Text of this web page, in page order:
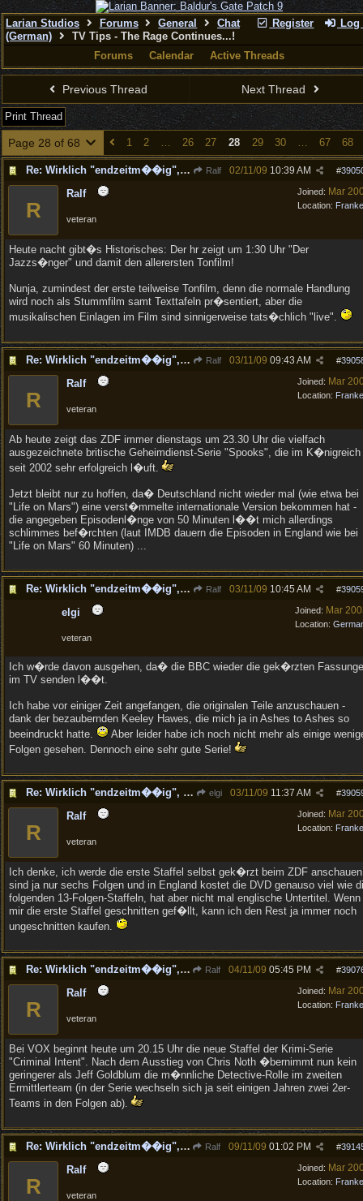
Register Log
Larian Studios Forums General
Chat
(German)
TV Tips - The Rage Continues...!
Forums
Calendar Active Threads
Previous Thread Next Thread
Print Thread
Page 28 of 68 1 2 … 26 27 28 29 30 … 67 68
Re: Wirklich "endzeitm��ig", oder was?! Ralf #
02/11/09 10:39 AM
Joined: Mar
Location:
R
Ralf
veteran
Heute nacht gibt�s Historisches: Der hr zeigt um 1:30 Uhr "Der
Jazzs�nger" und damit den allerersten Tonfilm!
Nunja, zumindest der erste teilweise Tonfilm, denn die normale Handlung
wird noch als Stummfilm samt Texttafeln pr�sentiert, aber die
musikalischen Einlagen im Film sind sinnigerweise tats�chlich "live".
Re: Wirklich "endzeitm��ig", oder was?! Ralf #
03/11/09 09:43 AM
Joined: Mar
Location:
R
Ralf
veteran
Ab heute zeigt das ZDF immer dienstags um 23.30 Uhr die vielfach
ausgezeichnete britische Geheimdienst-Serie "Spooks", die im K�nigreich
seit 2002 sehr erfolgreich l�uft.
Jetzt bleibt nur zu hoffen, da� Deutschland nicht wieder mal (wie etwa bei
"Life on Mars") eine verst�mmelte internationale Version bekommen hat -
die angegeben Episodenl�nge von 50 Minuten l��t mich allerdings
schlimmes bef�rchten (laut IMDB dauern die Episoden in England wie bei
"Life on Mars" 60 Minuten) ...
Re: Wirklich "endzeitm��ig", oder was?! Ralf #
03/11/09 10:45 AM
Joined: Mar
Location:
elgi
veteran
Ich w�rde davon ausgehen, da� die BBC wieder die gek�rzten
im TV senden l��t.
Ich habe vor einiger Zeit angefangen, die originalen Teile anzuschauen -
dank der bezaubernden Keeley Hawes, die mich ja in Ashes to Ashes so
beeindruckt hatte.
Aber leider habe ich noch nicht mehr als einige
Folgen gesehen. Dennoch eine sehr gute Serie!
Re: Wirklich "endzeitm��ig", oder was?! elgi #
03/11/09 11:37 AM
Joined: Mar
Location:
R
Ralf
veteran
Ich denke, ich werde die erste Staffel selbst gek�rzt beim ZDF
sind ja nur sechs Folgen und in England kostet die DVD genauso viel wie
folgenden 13-Folgen-Staffeln, hat aber nicht mal englische Untertitel. Wenn
mir die erste Staffel geschnitten gef�llt, kann ich den Rest ja immer noch
ungeschnitten kaufen.
Re: Wirklich "endzeitm��ig", oder was?! Ralf #
04/11/09 05:45 PM
Joined: Mar
Location:
R
Ralf
veteran
Bei VOX beginnt heute um 20.15 Uhr die neue Staffel der Krimi-Serie
"Criminal Intent". Nach dem Ausstieg von Chris Noth �bernimmt nun kein
geringerer als Jeff Goldblum die m�nnliche Detective-Rolle im zweiten
Ermittlerteam (in der Serie wechseln sich ja seit einigen Jahren zwei 2er-
Teams in den Folgen ab).
Re: Wirklich "endzeitm��ig", oder was?! Ralf #
09/11/09 01:02 PM
Joined: Mar
Location:
R
Ralf
veteran